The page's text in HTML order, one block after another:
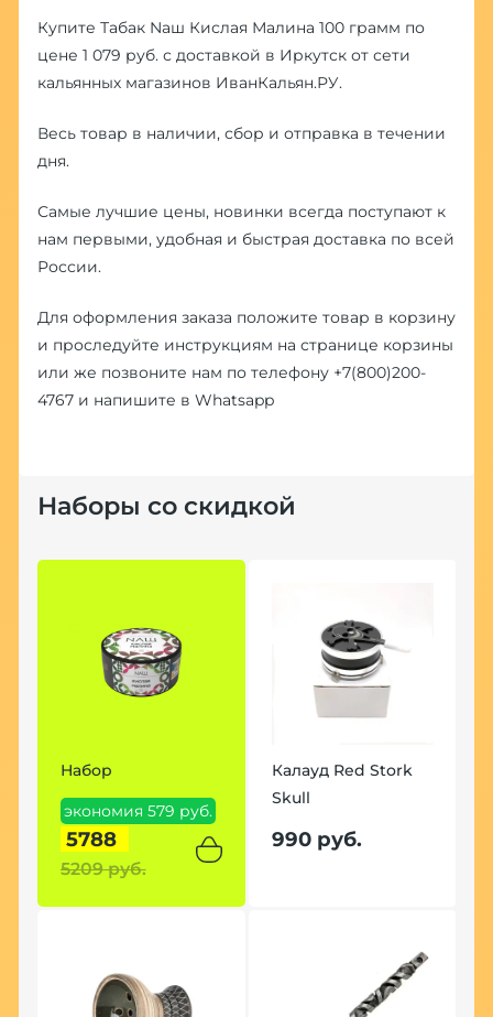
Купите Табак Nаш Кислая Малина 100 грамм по
цене 1 079 руб. с доставкой в Иркутск от сети
кальянных магазинов ИванКальян.РУ.
Весь товар в наличии, сбор и отправка в течении
дня.
Самые лучшие цены, новинки всегда поступают к
нам первыми, удобная и быстрая доставка по всей
России.
Для оформления заказа положите товар в корзину
и проследуйте инструкциям на странице корзины
или же позвоните нам по телефону +7(800)200-
4767и напишите в Whatsapp
Наборы со скидкой
Набор
экономия 579 руб.
5788
5209 руб.
Калауд Red Stork
Skull
990 руб.